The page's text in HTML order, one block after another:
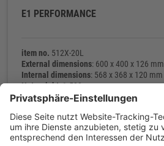
E1 PERFORMANCE
item no. 512X-20L
External dimensions: 600 x 400 x 126 mm
Internal dimensions: 568 x 368 x 120 mm
Net weight: 1.500 g